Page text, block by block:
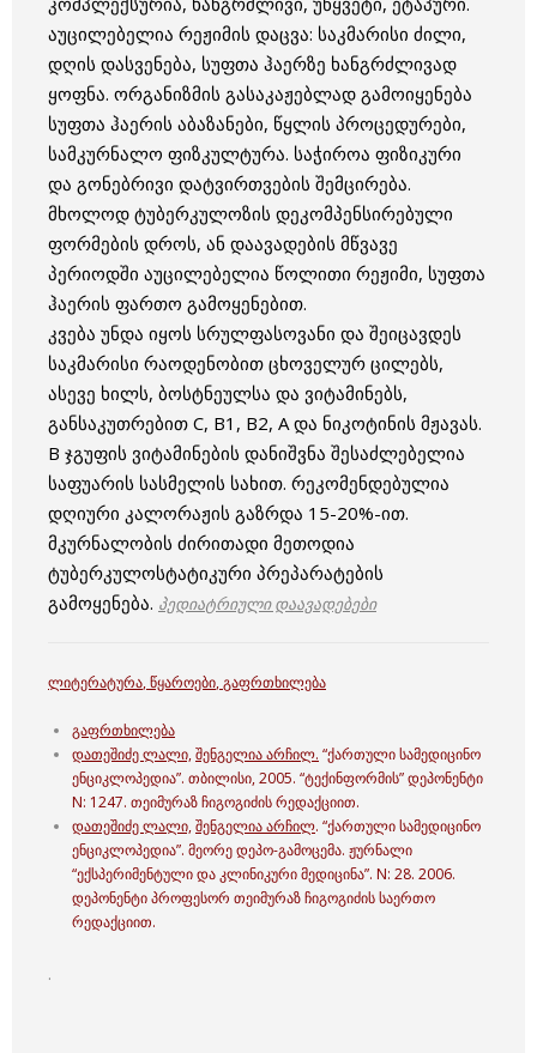
აუცილებელია რეჟიმის დაცვა: საკმარისი ძილი,
დღის დასვენება, სუფთა ჰაერზე ხანგრძლივად
ყოფნა. ორგანიზმის გასაკაჟებლად გამოიყენება
სუფთა ჰაერის აბაზანები, წყლის პროცედურები,
სამკურნალო ფიზკულტურა. საჭიროა ფიზიკური
და გონებრივი დატვირთვების შემცირება.
მხოლოდ ტუბერკულოზის დეკომპენსირებული
ფორმების დროს, ან დაავადების მწვავე
პერიოდში აუცილებელია წოლითი რეჟიმი, სუფთა
ჰაერის ფართო გამოყენებით.
კვება უნდა იყოს სრულფასოვანი და შეიცავდეს
საკმარისი რაოდენობით ცხოველურ ცილებს,
ასევე ხილს, ბოსტნეულსა და ვიტამინებს,
განსაკუთრებით С, В1, В2, А და ნიკოტინის მჟავას.
В ჯგუფის ვიტამინების დანიშვნა შესაძლებელია
საფუარის სასმელის სახით. რეკომენდებულია
დღიური კალორაჟის გაზრდა 15-20%-ით.
მკურნალობის ძირითადი მეთოდია
ტუბერკულოსტატიკური პრეპარატების
გამოყენება. პედიატრიული დაავადებები
ლიტერატურა,წყაროები,გაფრთხილება
გაფრთხილება
დათეშიძე ლალი,შენგელია არჩილ. “ქართული სამედიცინო
ენციკლოპედია”. თბილისი, 2005. “ტექინფორმის” დეპონენტი
N: 1247. თეიმურაზ ჩიგოგიძის რედაქციით.
დათეშიძე ლალი,შენგელია არჩილ. “ქართული სამედიცინო
ენციკლოპედია”. მეორე დეპო-გამოცემა. ჟურნალი
“ექსპერიმენტული და კლინიკური მედიცინა”. N: 28. 2006.
დეპონენტი პროფესორ თეიმურაზ ჩიგოგიძის საერთო
რედაქციით.
.